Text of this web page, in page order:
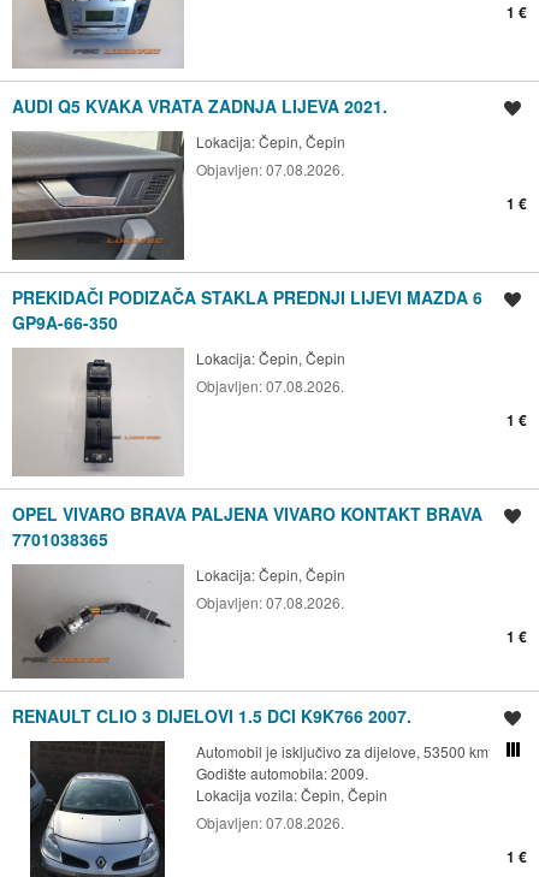
1 €
AUDI Q5 KVAKA VRATA ZADNJA LIJEVA 2021.
Lokacija:Čepin, Čepin
Objavljen:07.08.2026.
1 €
PREKIDAČI PODIZAČA STAKLA PREDNJI LIJEVI MAZDA 6
GP9A-66-350
Lokacija:Čepin, Čepin
Objavljen:07.08.2026.
1 €
OPEL VIVARO BRAVA PALJENA VIVARO KONTAKT BRAVA
7701038365
Lokacija:Čepin, Čepin
Objavljen:07.08.2026.
1 €
RENAULT CLIO 3 DIJELOVI 1.5 DCI K9K766 2007.
Automobil je isključivo za dijelove, 53500 km
Godište automobila: 2009.
Lokacija vozila:Čepin, Čepin
Objavljen:07.08.2026.
1 €